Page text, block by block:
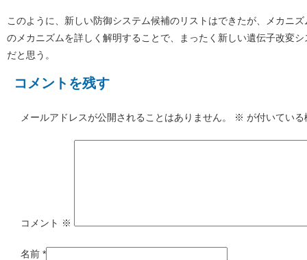
このように、新しい防御システム候補のリストはできたが、メカニ
のメカニズムを詳しく解明することで、まったく新しい遺伝子改変
だと思う。
コメントを残す
メールアドレスが公開されることはありません。 ※ が付いてい
コメント ※
名前 *